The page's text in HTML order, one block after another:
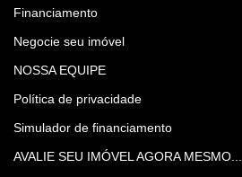
Financiamento
Negocie seu imóvel
NOSSA EQUIPE
Política de privacidade
Simulador de financiamento
AVALIE SEU IMÓVEL AGORA MESMO...